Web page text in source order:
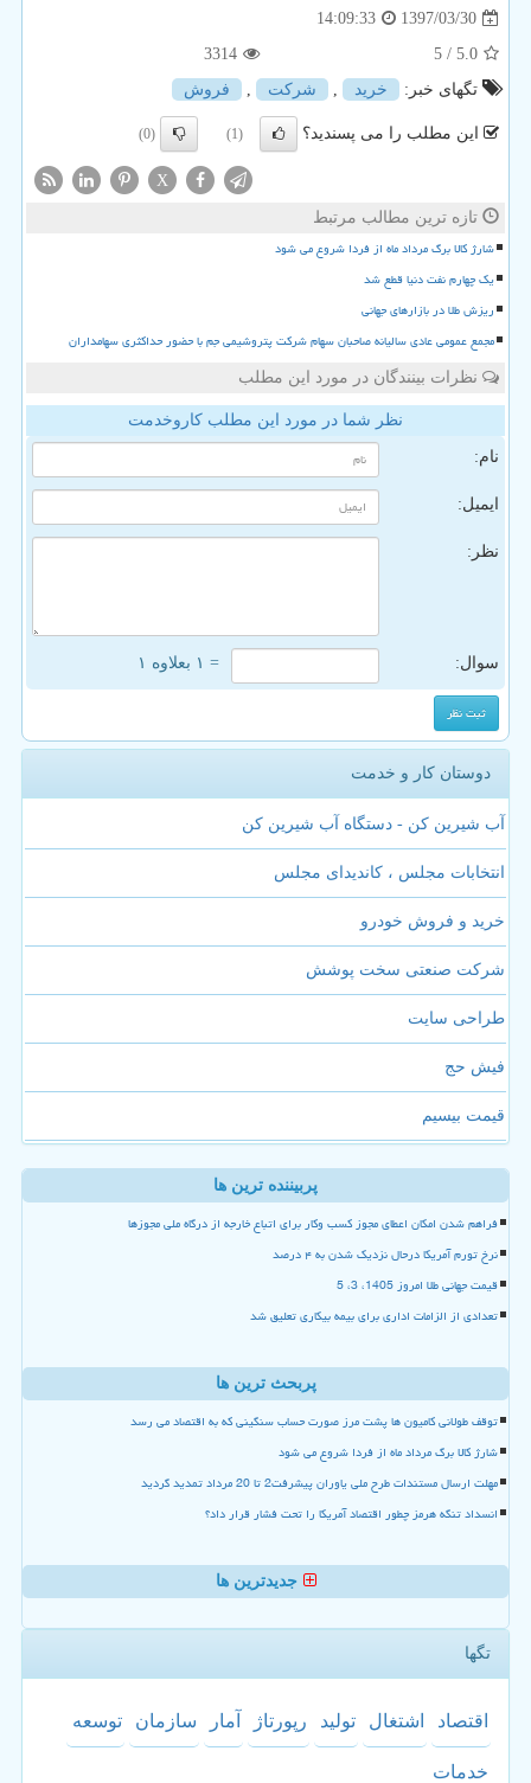
1397/03/30
14:09:33
5.0
/ 5
3314
تگهای خبر:
خرید , شركت , فروش
این مطلب را می پسندید؟ (1)
(0)
X
تازه ترین مطالب مرتبط
شارژ کالا برگ مرداد ماه از فردا شروع می شود
یک چهارم نفت دنیا قطع شد
ریزش طلا در بازارهای جهانی
مجمع عمومی عادی سالیانه صاحبان سهام شرکت پتروشیمی جم با حضور حداکثری سهامداران
نظرات بینندگان در مورد این مطلب
نظر شما در مورد این مطلب کاروخدمت
نام:
ایمیل:
نظر:
سوال: = ۱ بعلاوه ۱
دوستان کار و خدمت
آب شیرین کن - دستگاه آب شیرین کن
انتخابات مجلس ، کاندیدای مجلس
خرید و فروش خودرو
شرکت صنعتی سخت پوشش
طراحی سایت
فیش حج
قیمت بیسیم
پربیننده ترین ها
فراهم شدن امکان اعطای مجوز کسب وکار برای اتباع خارجه از درگاه ملی مجوزها
نرخ تورم آمریکا درحال نزدیک شدن به ۴ درصد
قیمت جهانی طلا امروز 1405، 3، 5
تعدادی از الزامات اداری برای بیمه بیکاری تعلیق شد
پربحث ترین ها
توقف طولانی کامیون ها پشت مرز صورت حساب سنگینی که به اقتصاد می رسد
شارژ کالا برگ مرداد ماه از فردا شروع می شود
مهلت ارسال مستندات طرح ملی یاوران پیشرفت2 تا 20 مرداد تمدید گردید
انسداد تنگه هرمز چطور اقتصاد آمریکا را تحت فشار قرار داد؟
جدیدترین ها
تگها
اقتصاد اشتغال تولید رپورتاژ آمار سازمان توسعه
خدمات